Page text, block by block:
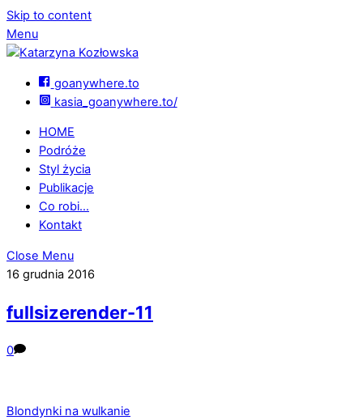
Skip to content
Menu
goanywhere.to
kasia_goanywhere.to/
HOME
Podróże
Styl życia
Publikacje
Co robi…
Kontakt
Close Menu
16 grudnia 2016
fullsizerender-11
0
Blondynki na wulkanie